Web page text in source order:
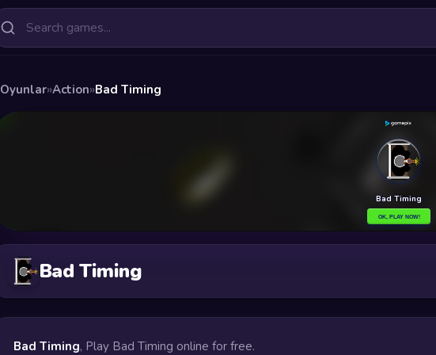
Oyunlar»Action»Bad Timing
Bad Timing
Bad Timing, Play Bad Timing online for free.